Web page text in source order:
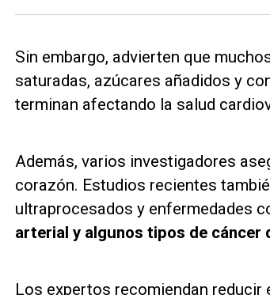
Sin embargo, advierten que
saturadas, azúcares añadidos y
terminan afectando la salud
Además, varios investigadores
corazón. Estudios recientes
ultraprocesados y enfermedades
arterial y algunos tipos de cáncer
Los expertos recomiendan